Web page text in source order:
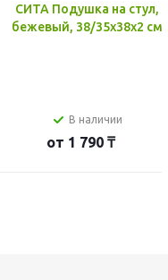
СИТА Подушка на стул,
бежевый, 38/35x38x2 см
В наличии
от 1 790 ₸